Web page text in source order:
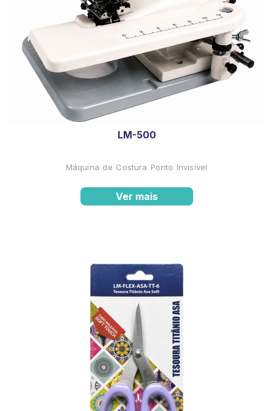
LM-500
Máquina de Costura Ponto Invisível
Ver mais